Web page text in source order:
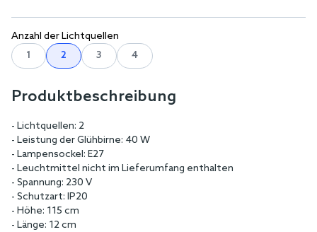
Anzahl der Lichtquellen
1
2 3 4
Produktbeschreibung
- Lichtquellen: 2
- Leistung der Glühbirne: 40 W
- Lampensockel: E27
- Leuchtmittel nicht im Lieferumfang enthalten
- Spannung: 230 V
- Schutzart: IP20
- Höhe: 115 cm
- Länge: 12 cm